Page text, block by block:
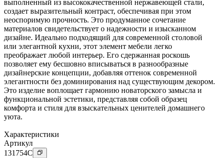
выполненный из высококачественной нержавеющей стали,
создает выразительный контраст, обеспечивая при этом
неоспоримую прочность. Это продуманное сочетание
материалов свидетельствует о надежности и изысканном
дизайне. Идеально подходящий для современной столовой
или элегантной кухни, этот элемент мебели легко
преображает любой интерьер. Его сдержанная роскошь
позволяет ему бесшовно вписываться в разнообразные
дизайнерские концепции, добавляя оттенок современной
элегантности без доминирования над существующим декором.
Это изделие воплощает гармонию новаторского замысла и
функциональной эстетики, представляя собой образец
комфорта и стиля для взыскательных ценителей домашнего
уюта.
Характеристики
Артикул
131754C